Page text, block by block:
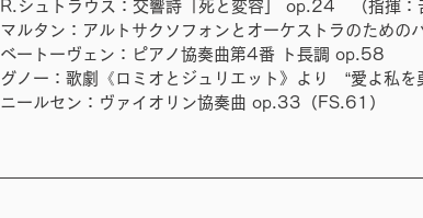
R.シュトラウス：交響詩「死と変容」 op.24 （指揮：
マルタン：アルトサクソフォンとオーケストラのための
ベートーヴェン：ピアノ協奏曲第4番 ト長調 op.58
グノー：歌劇《ロミオとジュリエット》より “愛よ私を
ニールセン：ヴァイオリン協奏曲 op.33（FS.61）